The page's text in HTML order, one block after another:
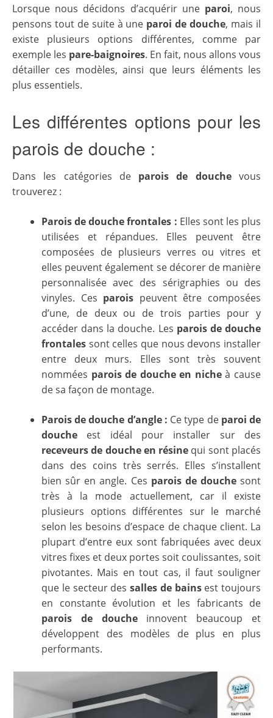
Lorsque nous décidons d’acquérir une paroi, nous
pensons tout de suite à une paroi de douche, mais il
existe plusieurs options différentes, comme par
exemple les pare-baignoires. En fait, nous allons vous
détailler ces modèles, ainsi que leurs éléments les
plus essentiels.
Les différentes options pour les
parois de douche :
Dans les catégories de parois de douchevous
trouverez :
Parois de douche frontales : Elles sont les plus
utilisées et répandues. Elles peuvent être
composées de plusieurs verres ou vitres et
elles peuvent également se décorer de manière
personnalisée avec des sérigraphies ou des
vinyles. Ces parois peuvent être composées
d’une, de deux ou de trois parties pour y
accéder dans la douche. Les parois de douche
frontales sont celles que nous devons installer
entre deux murs. Elles sont très souvent
nommées parois de douche en nicheà cause
de sa façon de montage.
Parois de douche d’angle : Ce type de paroi de
douche est idéal pour installer sur des
receveurs de douche en résine qui sont placés
dans des coins très serrés. Elles s’installent
bien sûr en angle. Ces parois de douchesont
très à la mode actuellement, car il existe
plusieurs options différentes sur le marché
selon les besoins d’espace de chaque client. La
plupart d’entre eux sont fabriquées avec deux
vitres fixes et deux portes soit coulissantes, soit
pivotantes. Mais en tout cas, il faut souligner
que le secteur des salles de bainsest toujours
en constante évolution et les fabricants de
parois de doucheinnovent beaucoup et
développent des modèles de plus en plus
performants.